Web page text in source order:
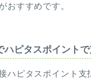
おすすめです。
ハピタスポイント
ハピタスポイント支